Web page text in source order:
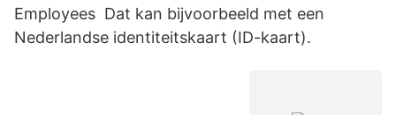
Employees Dat kan bijvoorbeeld met een
Nederlandse identiteitskaart (ID-kaart).